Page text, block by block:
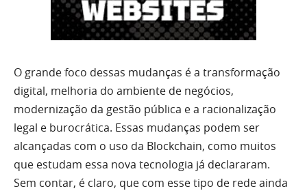
O grande foco dessas mudanças é a transformação
digital, melhoria do ambiente de negócios,
modernização da gestão pública e a racionalização
legal e burocrática. Essas mudanças podem ser
alcançadas com o uso da Blockchain, como muitos
que estudam essa nova tecnologia já declararam.
Sem contar, é claro, que com esse tipo de rede ainda